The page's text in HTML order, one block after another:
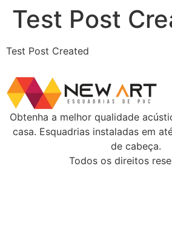
Test Post
Test Post Created
Obtenha a melhor qualidade
casa. Esquadrias instaladas em
de cabeça.
Todos os direitos